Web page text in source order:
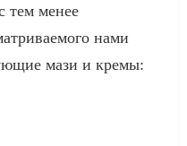
тем менее
нами
мази и кремы: